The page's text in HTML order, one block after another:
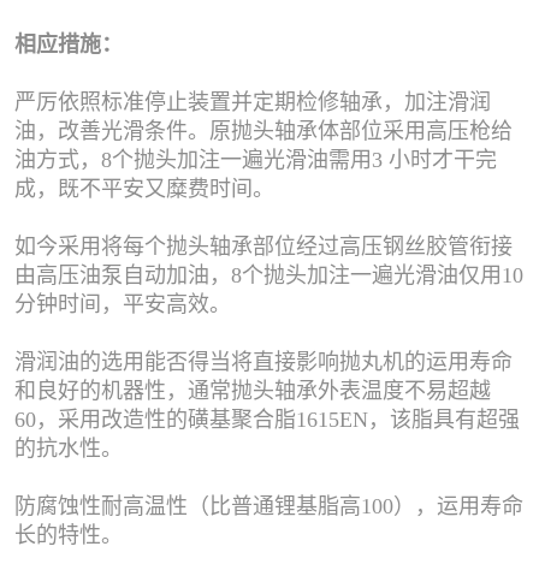
相应措施：
严厉依照标准停止装置并定期检修轴承，加注滑润
油，改善光滑条件。原抛头轴承体部位采用高压枪给
油方式，8个抛头加注一遍光滑油需用3 小时才干完
成，既不平安又糜费时间。
如今采用将每个抛头轴承部位经过高压钢丝胶管衔接
由高压油泵自动加油，8个抛头加注一遍光滑油仅用10
分钟时间，平安高效。
滑润油的选用能否得当将直接影响抛丸机的运用寿命
和良好的机器性，通常抛头轴承外表温度不易超越
60，采用改造性的磺基聚合脂1615EN，该脂具有超强
的抗水性。
防腐蚀性耐高温性（比普通锂基脂高100），运用寿命
长的特性。